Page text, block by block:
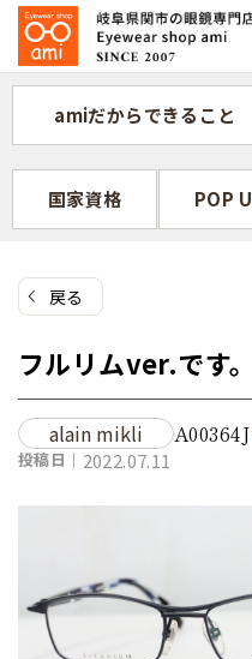
コ
テ
へ
キ
プ
amiだからできること
国家資格 POP
戻る
フルリムver.です。
alain mikli A00364J
投稿日｜ 2022.07.11